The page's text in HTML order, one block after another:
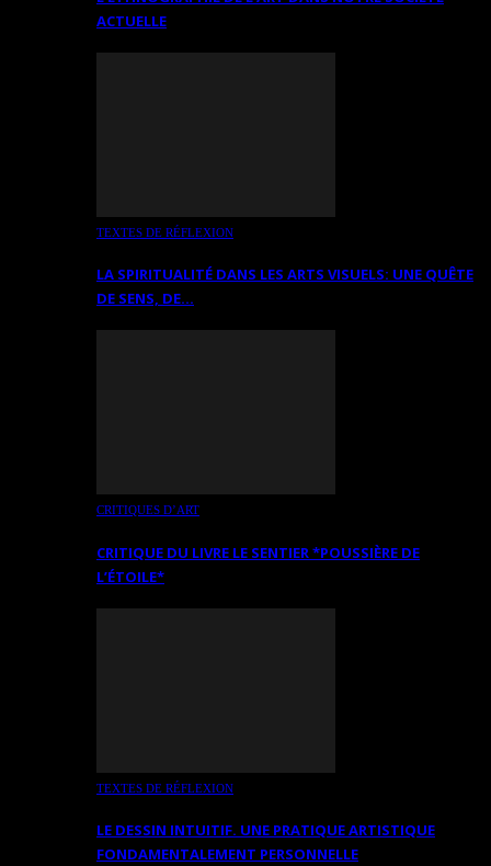
ACTUELLE
TEXTES DE RÉFLEXION
LA SPIRITUALITÉ DANS LES ARTS VISUELS: UNE QUÊTE
DE SENS, DE…
CRITIQUES D’ART
CRITIQUE DU LIVRE LE SENTIER *POUSSIÈRE DE
L’ÉTOILE*
TEXTES DE RÉFLEXION
LE DESSIN INTUITIF. UNE PRATIQUE ARTISTIQUE
FONDAMENTALEMENT PERSONNELLE